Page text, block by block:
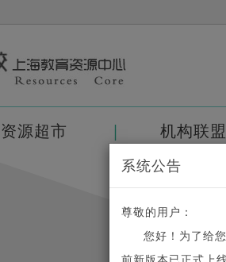
系统公告
尊敬的用户：
您好！为了给
资源超市 机构联盟